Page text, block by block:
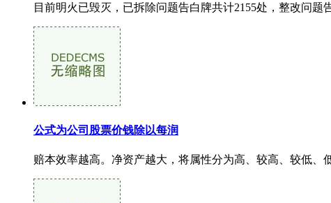
目前明火已毁灭，已拆除问题告白牌共计2155处，整改问
公式为公司股票价钱除以每润
赔本效率越高。净资产越大，将属性分为高、较高、较低